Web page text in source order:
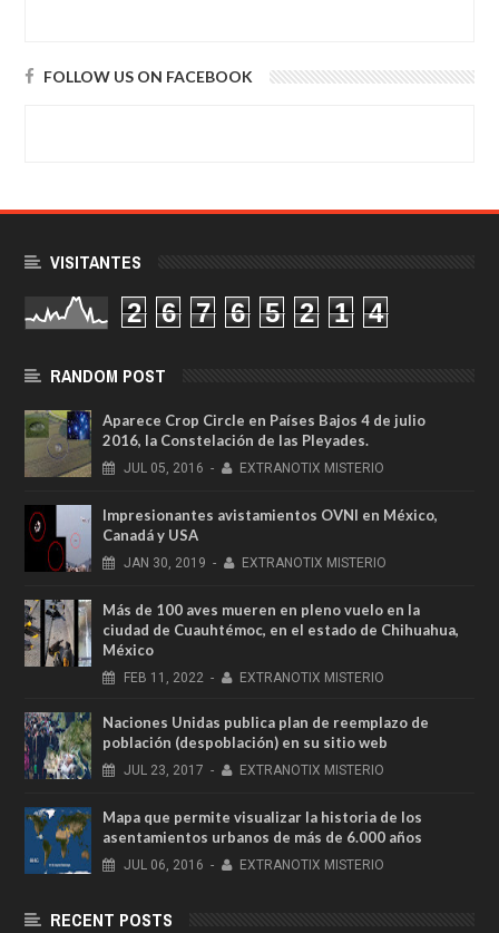
FOLLOW US ON FACEBOOK
VISITANTES
2 6 7 6 5 2 1 4
RANDOM POST
Aparece Crop Circle en Países Bajos 4 de julio
2016, la Constelación de las Pleyades.
JUL 05, 2016 - EXTRANOTIX MISTERIO
Impresionantes avistamientos OVNI en México,
Canadá y USA
JAN 30, 2019 - EXTRANOTIX MISTERIO
Más de 100 aves mueren en pleno vuelo en la
ciudad de Cuauhtémoc, en el estado de Chihuahua,
México
FEB 11, 2022 - EXTRANOTIX MISTERIO
Naciones Unidas publica plan de reemplazo de
población (despoblación) en su sitio web
JUL 23, 2017 - EXTRANOTIX MISTERIO
Mapa que permite visualizar la historia de los
asentamientos urbanos de más de 6.000 años
JUL 06, 2016 - EXTRANOTIX MISTERIO
RECENT POSTS